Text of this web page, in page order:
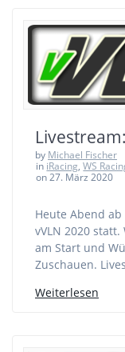
by Michael Fischer
in iRacing,WS
on 27. März 2020
Heute Abend
vVLN 2020
am Start und
Zuschauen.
Weiterlesen